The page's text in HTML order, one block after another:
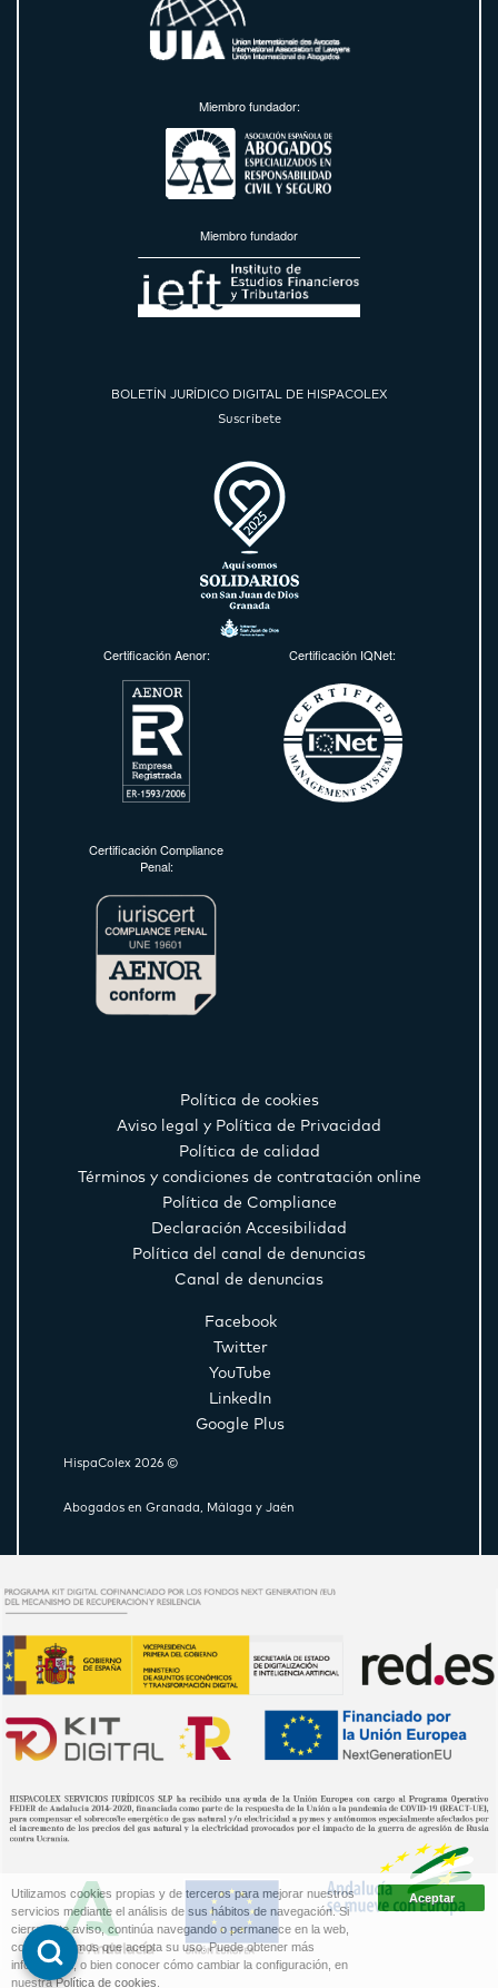
Miembro fundador:
Miembro fundador
BOLETÍN JURÍDICO DIGITAL DE HISPACOLEX
Suscríbete
Certificación Aenor: Certificación IQNet:
Certificación Compliance
Penal:
Política de cookies
Aviso legal y Política de Privacidad
Política de calidad
Términos y condiciones de contratación online
Política de Compliance
Declaración Accesibilidad
Política del canal de denuncias
Canal de denuncias
Facebook
Twitter
YouTube
LinkedIn
Google Plus
HispaColex 2026 ©
Abogados en Granada, Málaga y Jaén
Utilizamos cookies propias y de terceros para mejorar nuestros
servicios mediante el análisis de sus hábitos de navegación. Si
cierra este aviso, continúa navegando o permanece en la web,
consideraremos que acepta su uso. Puede obtener más
información, o bien conocer cómo cambiar la configuración, en
nuestraPolítica de cookies